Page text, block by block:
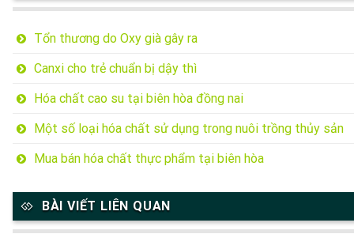
Tổn thương do Oxy già gây ra
Canxi cho trẻ chuẩn bị dậy thì
Hóa chất cao su tại biên hòa đồng nai
Một số loại hóa chất sử dụng trong nuôi trồng thủy sản
Mua bán hóa chất thực phẩm tại biên hòa
BÀI VIẾT LIÊN QUAN